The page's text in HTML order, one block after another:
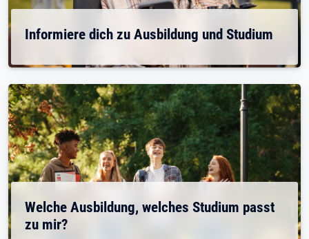
Informiere dich zu Ausbildung und Studium
Welche Ausbildung, welches Studium passt
zu mir?